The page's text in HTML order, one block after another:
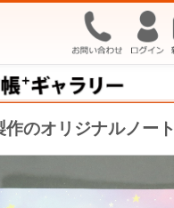
作のオリジナルノート